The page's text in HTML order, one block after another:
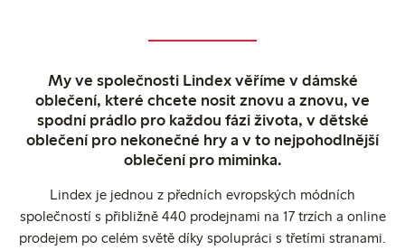
My ve společnosti Lindex věříme v dámské
oblečení, které chcete nosit znovu a znovu, ve
spodní prádlo pro každou fázi života, v dětské
oblečení pro nekonečné hry a v to nejpohodlnější
oblečení pro miminka.
Lindex je jednou z předních evropských módních
společností s přibližně 440 prodejnami na 17 trzích a online
prodejem po celém světě díky spolupráci s třetími stranami.